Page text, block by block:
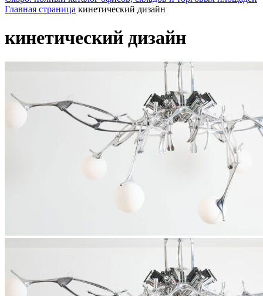
Главная страница кинетический дизайн
кинетический дизайн